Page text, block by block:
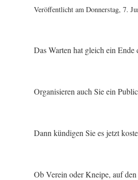
Veröffentlicht am Donnerstag, 7.
Das Warten hat gleich ein
Organisieren auch Sie ein
Dann kündigen Sie es jetzt
Ob Verein oder Kneipe, auf